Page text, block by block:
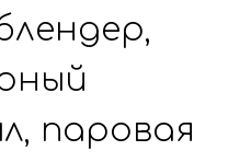
паровая